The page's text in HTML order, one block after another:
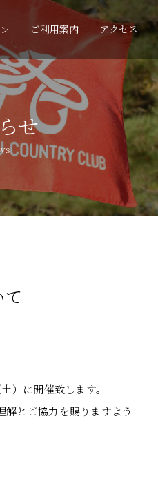
ご利用案内 アクセス
せ
）に開催致します。
とご協力を賜りますよう